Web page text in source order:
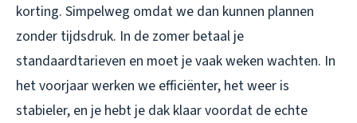
korting. Simpelweg omdat we dan kunnen plannen
zonder tijdsdruk. In de zomer betaal je
standaardtarieven en moet je vaak weken wachten. In
het voorjaar werken we efficiënter, het weer is
stabieler, en je hebt je dak klaar voordat de echte